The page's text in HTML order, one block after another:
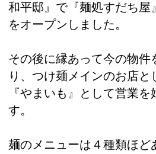
和平邸』で『麺処すだち屋
をオープンしました。
その後に縁あって今の物件
り、つけ麺メインのお店と
『やまいも』として営業
す。
麺のメニューは４種類ほど